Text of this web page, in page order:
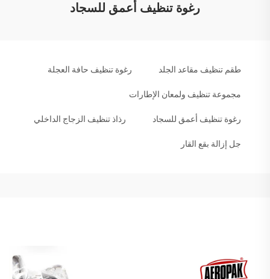
رغوة تنظيف أعمق للسجاد
طقم تنظيف مقاعد الجلد رغوة تنظيف حافة العجلة
مجموعة تنظيف ولمعان الإطارات
رغوة تنظيف أعمق للسجاد رذاذ تنظيف الزجاج الداخلي
جل إزالة بقع القار